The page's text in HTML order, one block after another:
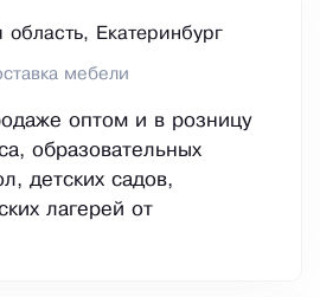
область, Екатеринбург
мебели
оптом и в розницу
образовательных
детских садов,
лагерей от